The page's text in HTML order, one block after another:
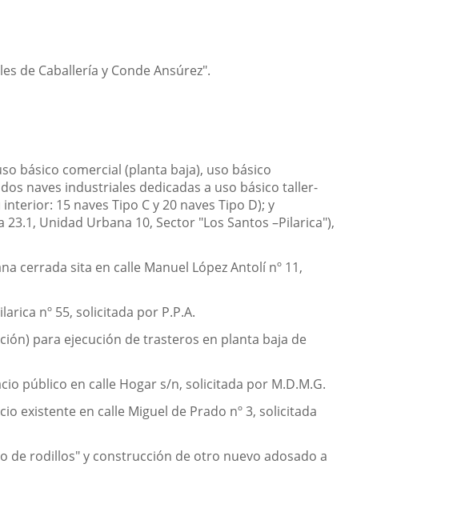
de Caballería y Conde Ansúrez".
básico comercial (planta baja), uso básico
naves industriales dedicadas a uso básico taller-
15 naves Tipo C y 20 naves Tipo D); y
Unidad Urbana 10, Sector "Los Santos –Pilarica"),
cerrada sita en calle Manuel López Antolí nº 11,
nº 55, solicitada por P.P.A.
para ejecución de trasteros en planta baja de
público en calle Hogar s/n, solicitada por M.D.M.G.
existente en calle Miguel de Prado nº 3, solicitada
de rodillos" y construcción de otro nuevo adosado a